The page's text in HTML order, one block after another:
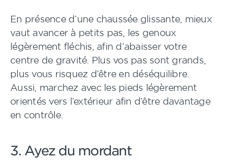
En présence d’une chaussée glissante, mieux
vaut avancer à petits pas, les genoux
légèrement fléchis, afin d’abaisser votre
centre de gravité. Plus vos pas sont grands,
plus vous risquez d’être en déséquilibre.
Aussi, marchez avec les pieds légèrement
orientés vers l’extérieur afin d’être davantage
en contrôle.
3. Ayez du mordant